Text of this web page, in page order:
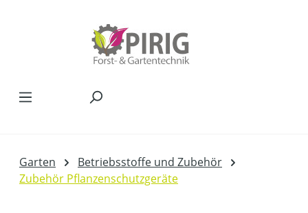
Garten
Betriebsstoffe und Zubehör
Zubehör Pflanzenschutzgeräte